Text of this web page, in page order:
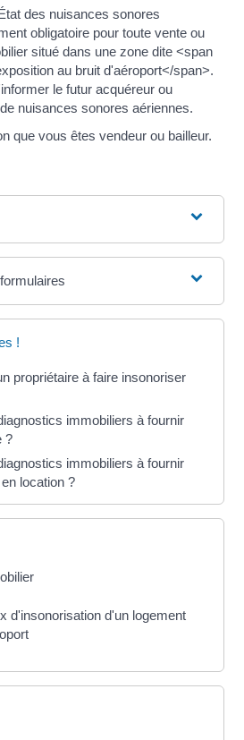
des nuisances sonores
obligatoire pour toute vente ou
situé dans une zone dite <span
au bruit d'aéroport</span>.
le futur acquéreur ou
nuisances sonores aériennes.
que vous êtes vendeur ou bailleur.
!
propriétaire à faire insonoriser
immobiliers à fournir
?
immobiliers à fournir
location ?
d'insonorisation d'un logement